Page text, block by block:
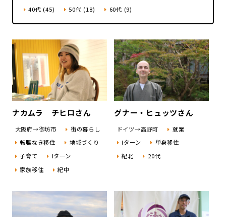
40代 (45)
50代 (18) 60代 (9)
ナカムラ チヒロさん
大阪府→御坊市
街の暮らし
転職なき移住
地域づくり
子育て
Iターン
家族移住
紀中
グナー・ヒュッツさん
ドイツ→高野町
就業
Iターン
単身移住
紀北
20代